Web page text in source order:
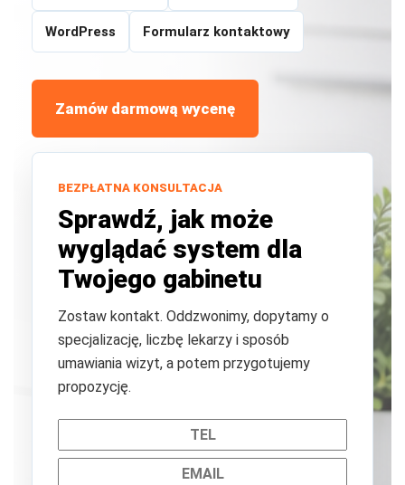
WordPress Formularz kontaktowy
Zamów darmową wycenę
BEZPŁATNA KONSULTACJA
Sprawdź, jak może
wyglądać system dla
Twojego gabinetu
Zostaw kontakt. Oddzwonimy, dopytamy o
specjalizację, liczbę lekarzy i sposób
umawiania wizyt, a potem przygotujemy
propozycję.